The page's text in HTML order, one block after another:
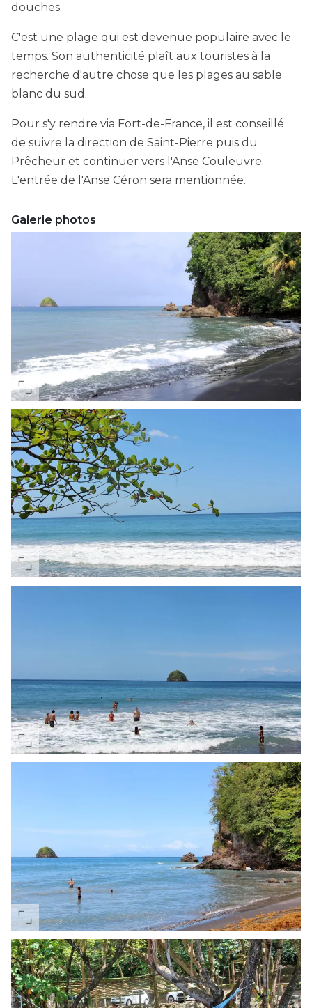
douches.
C'est une plage qui est devenue populaire avec le
temps. Son authenticité plaît aux touristes à la
recherche d'autre chose que les plages au sable
blanc du sud.
Pour s'y rendre via Fort-de-France, il est conseillé
de suivre la direction de Saint-Pierre puis du
Prêcheur et continuer vers l'Anse Couleuvre.
L'entrée de l'Anse Céron sera mentionnée.
Galerie photos